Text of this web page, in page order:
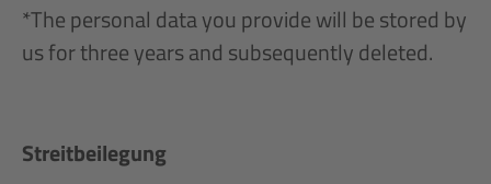
*The personal data you provide will be stored by
us for three years and subsequently deleted.
Streitbeilegung